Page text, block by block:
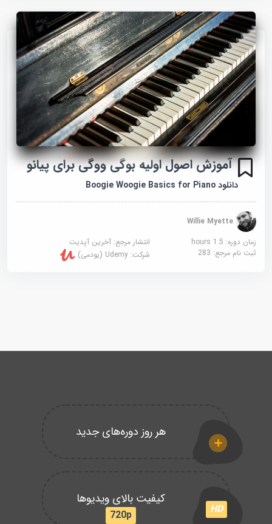
آموزش اصول اولیه بوگی ووگی برای پیانو
دانلود Boogie Woogie Basics for Piano
Willie Myette
زمان دوره: 1.5 hours
انتشار مرجع:آخرین آپدیت
ثبت نام مرجع:283 شرکت:Udemy (یودمی)
هر روز دوره‌های جدید
HD
کیفیت بالای ویدیوها
720p